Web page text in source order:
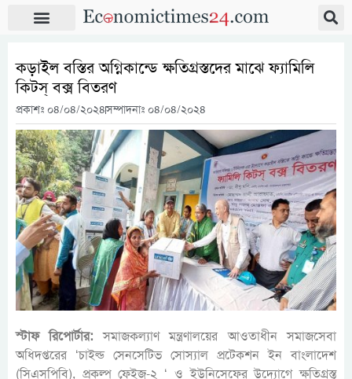
কড়াইল বস্তির অগ্নিকান্ডে ক্ষতিগ্রস্তদের মাঝে ফ্যামিলি
কিটস্ বক্স বিতরণ
প্রকাশঃ ০৪/০৪/২০২৪সম্পাদনাঃ ০৪/০৪/২০২৪
স্টাফ রিপোর্টার: সমাজকল্যাণ মন্ত্রণালয়ের আওতাধীন সমাজসেবা
অধিদপ্তরের ‘চাইল্ড সেনসেটিভ সোস্যাল প্রটেকশন ইন বাংলাদেশ
(সিএসপিবি), প্রকল্প ফেইজ-২ ‘ ও ইউনিসেফের উদ্যোগে ক্ষতিগ্রস্ত